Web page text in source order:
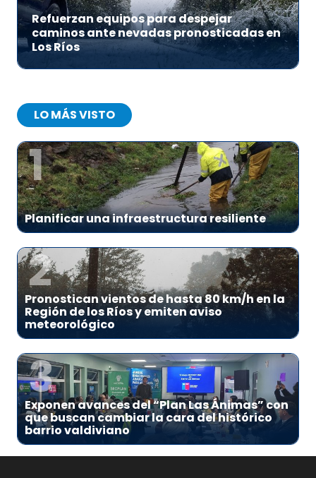
Refuerzan equipos para despejar
caminos ante nevadas pronosticadas en
Los Ríos
LO MÁS VISTO
1
Planificar una infraestructura resiliente
2
Pronostican vientos de hasta 80 km/h en la
Región de los Ríos y emiten aviso
meteorológico
3
Exponen avances del “Plan Las Ánimas” con
que buscan cambiar la cara del histórico
barrio valdiviano